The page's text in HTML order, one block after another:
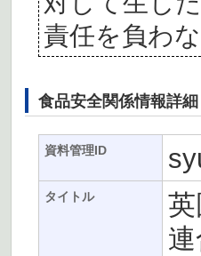
責任を負わな
食品安全関係情報詳細
資料管理ID
タイトル